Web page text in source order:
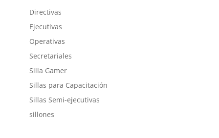
Directivas
Ejecutivas
Operativas
Secretariales
Silla Gamer
Sillas para Capacitación
Sillas Semi-ejecutivas
sillones